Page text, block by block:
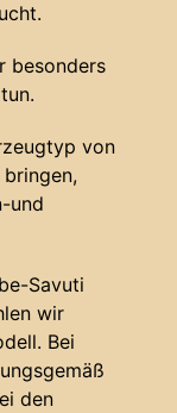
besonders
von
und
Savuti
wir
Bei
den